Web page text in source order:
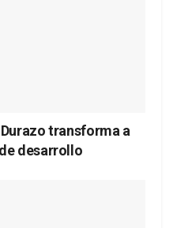
transforma a
desarrollo